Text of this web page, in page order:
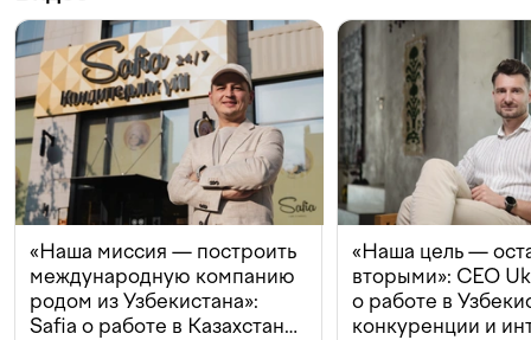
«Наша миссия — построить
международную компанию
родом из Узбекистана»:
Safia о работе в Казахстане,
«Наша цель —
вторыми»: CEO
о работе в
конкуренции и